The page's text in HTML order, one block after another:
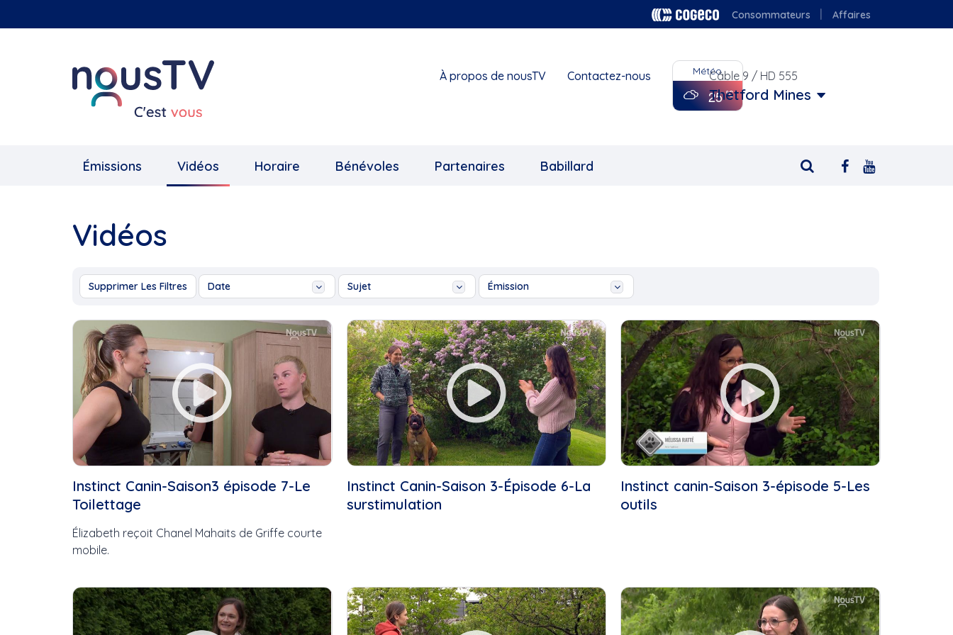
au
Consommateurs Affaires
À propos de nousTV Contactez-nous Météo
25
Câble 9 / HD 555
Thetford Mines
Émissions Vidéos Horaire Bénévoles Partenaires Babillard
Vidéos
Supprimer Les Filtres Date
Cette Semaine
Ce Mois
Cette Année
Sujet
Ah les jeunes, hiver
2024,...
Ais,coeur,action,
Boulangerie Lesage
Caroule.tv,
çaroule.tv,...
Chef
Chef Justine
Chocolaterie au coeur
Chorales
Cinéma du complexe
Culture beauce-
sartigan, mrc,...
Entrepreneurs
Émission
Ah les jeunes! (Beauce...
Attache tes bottes
Au coeur de l'action
Au coeur des Festivités...
Au coin de la table ronde
Aux Pays de l'érable
Aventuriers à bord
Babillard communautaire
Balado Vivre Saison 3
C'est ma job!
Cabaret des Arts
l'École...
Concert de Noël La SAMS
Conseil municipal de la
Instinct Canin-Saison3 épisode 7-Le
Toilettage
Élizabeth reçoit Chanel Mahaits de Griffe courte
mobile.
Instinct Canin-Saison 3-Épisode 6-La
surstimulation
Instinct canin-Saison 3-épisode 5-Les
outils